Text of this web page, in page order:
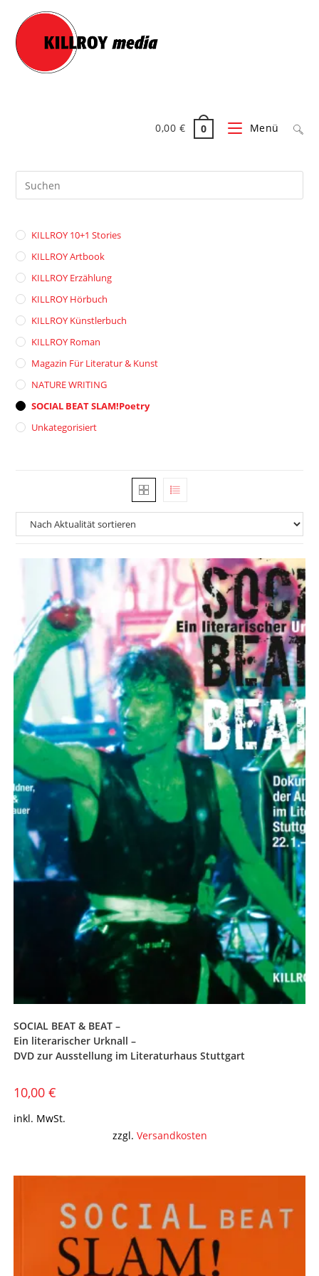
Inhalt
springen
0,00€ 0 Menü
KILLROY 10+1 Stories
KILLROY Artbook
KILLROY Erzählung
KILLROY Hörbuch
KILLROY Künstlerbuch
KILLROY Roman
Magazin Für Literatur & Kunst
NATURE WRITING
SOCIAL BEAT SLAM!poetry
Unkategorisiert
SOCIAL BEAT & BEAT –
Ein literarischer Urknall –
DVD zur Ausstellung im Literaturhaus Stuttgart
10,00 €
inkl. MwSt.
zzgl. Versandkosten